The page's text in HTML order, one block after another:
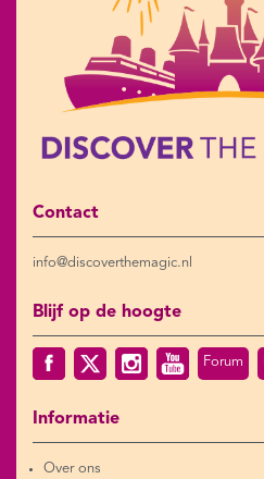
Contact
info@discoverthemagic.nl
Blijf op de hoogte
Forum
Informatie
Over ons